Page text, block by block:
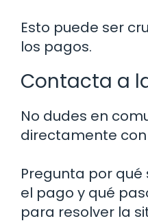
Esto puede ser
los pagos.
Contacta a
No dudes en
directamente
Pregunta por
el pago y qué
para resolver la